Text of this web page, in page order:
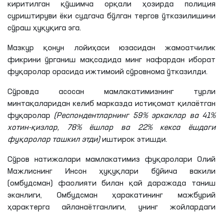
киритилган қўшимча орқали ҳозирда полиция
суриштируви ёки судгача бўлган тергов ўтказилишини
сўраш ҳуқуқига эга.
Мазкур қонун лойиҳаси юзасидан жамоатчилик
фикрини ўрганиш мақсадида минг нафардан иборат
фуқаролар орасида ижтимоий сўровнома ўтказилди.
Сўровда асосан мамлакатимизнинг турли
минтақаларидан келиб марказда истиқомат қилаётган
фуқаролар (Респондентларнинг 59% эркаклар ва 41%
хотин-қизлар, 78% ёшлар ва 22% кекса ёшдаги
фуқаролар ташкил этди)иштирок этишди.
Сўров натижалари мамлакатимиз фуқаролари Олий
Мажлиснинг Инсон ҳуқуқлари бўйича вакили
(омбудсман) фаолияти билан қай даражада таниш
эканлиги, Омбудсман ҳаракатининг мажбурий
ҳарактерга айланаётганлиги, унинг жойлардаги